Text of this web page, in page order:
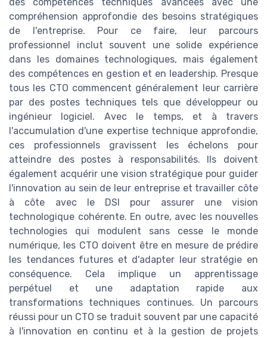
compréhension approfondie des besoins stratégiques
de l'entreprise. Pour ce faire, leur parcours
professionnel inclut souvent une solide expérience
dans les domaines technologiques, mais également
des compétences en gestion et en leadership. Presque
tous les CTO commencent généralement leur carrière
par des postes techniques tels que développeur ou
ingénieur logiciel. Avec le temps, et à travers
l'accumulation d'une expertise technique approfondie,
ces professionnels gravissent les échelons pour
atteindre des postes à responsabilités. Ils doivent
également acquérir une vision stratégique pour guider
l'innovation au sein de leur entreprise et travailler côte
à côte avec le DSI pour assurer une vision
technologique cohérente. En outre, avec les nouvelles
technologies qui modulent sans cesse le monde
numérique, les CTO doivent être en mesure de prédire
les tendances futures et d'adapter leur stratégie en
conséquence. Cela implique un apprentissage
perpétuel et une adaptation rapide aux
transformations techniques continues. Un parcours
réussi pour un CTO se traduit souvent par une capacité
à l'innovation en continu et à la gestion de projets